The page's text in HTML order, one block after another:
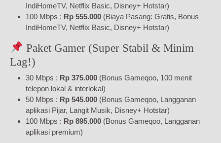
IndiHomeTV, Netflix Basic, Disney+ Hotstar)
100 Mbps : Rp 555.000 (Biaya Pasang: Gratis, Bonus
IndiHomeTV, Netflix Basic, Disney+ Hotstar)
Paket Gamer (Super Stabil & Minim
Lag!)
30 Mbps : Rp 375.000 (Bonus Gameqoo, 100 menit
telepon lokal & interlokal)
50 Mbps : Rp 545.000 (Bonus Gameqoo, Langganan
aplikasi Pijar, Langit Musik, Disney+ Hotstar)
100 Mbps : Rp 895.000 (Bonus Gameqoo, Langganan
aplikasi premium)